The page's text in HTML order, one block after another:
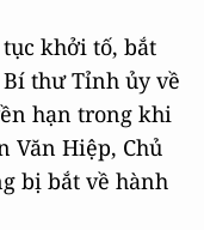
tục khởi tố, bắt
thư Tỉnh ủy về
hạn trong khi
Văn Hiệp, Chủ
bị bắt về hành